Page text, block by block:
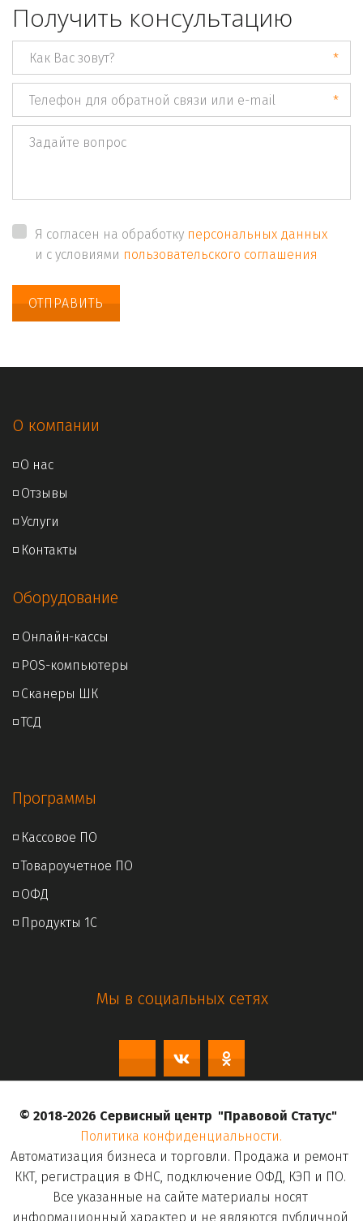
Получить консультацию­
*
*
Я согласен на обработку персональных данных
и с условиями пользовательского соглашения
ОТПРАВИТЬ
О компании
◽О нас
◽ Отзывы
◽ Услуги
◽ Контакты
Оборудование
◽ Онлайн-кассы
◽ POS-компьютеры
◽ Сканеры ШК
◽ ТСД
Программы
◽ Кассовое ПО
◽ Товароучетное ПО
◽ ОФД
◽ Продукты 1С
Мы в социальных сетях
© 2018-2026 Сервисный центр "Правовой Статус"
Политика конфиденциальности.
Автоматизация бизнеса и торговли. Продажа и ремонт
ККТ, регистрация в ФНС, подключение ОФД, КЭП и ПО.
Все указанные на сайте материалы носят
информационный характер и не являются публичной